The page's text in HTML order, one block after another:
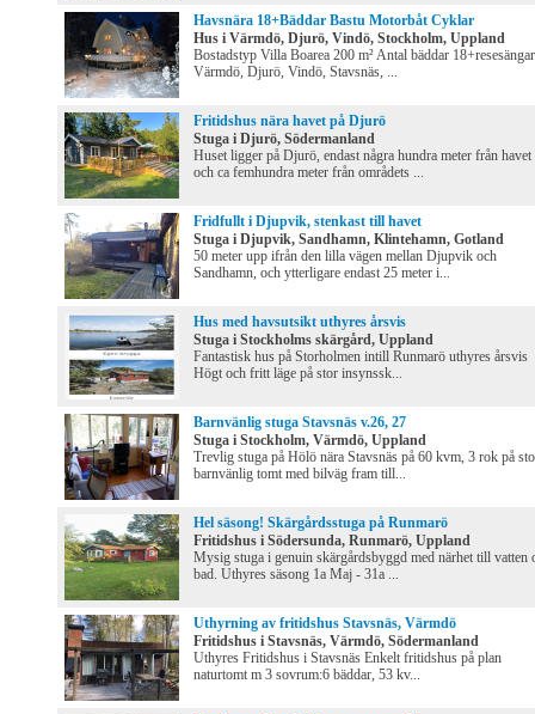
Havsnära 18+Bäddar Bastu Motorbåt Cyklar
Hus i Värmdö, Djurö, Vindö, Stockholm, Uppland
Bostadstyp Villa Boarea 200 m² Antal bäddar 18+resesängar
Värmdö, Djurö, Vindö, Stavsnäs, ...
Fritidshus nära havet på Djurö
Stuga i Djurö, Södermanland
Huset ligger på Djurö, endast några hundra meter från havet
och ca femhundra meter från områdets ...
Fridfullt i Djupvik, stenkast till havet
Stuga i Djupvik, Sandhamn, Klintehamn, Gotland
50 meter upp ifrån den lilla vägen mellan Djupvik och
Sandhamn, och ytterligare endast 25 meter i...
Hus med havsutsikt uthyres årsvis
Stuga i Stockholms skärgård, Uppland
Fantastisk hus på Storholmen intill Runmarö uthyres årsvis
Högt och fritt läge på stor insynssk...
Barnvänlig stuga Stavsnäs v.26, 27
Stuga i Stockholm, Värmdö, Uppland
Trevlig stuga på Hölö nära Stavsnäs på 60 kvm, 3 rok på
barnvänlig tomt med bilväg fram till...
Hel säsong! Skärgårdsstuga på Runmarö
Fritidshus i Södersunda, Runmarö, Uppland
Mysig stuga i genuin skärgårdsbyggd med närhet till vatten
bad. Uthyres säsong 1a Maj - 31a ...
Uthyrning av fritidshus Stavsnäs, Värmdö
Fritidshus i Stavsnäs, Värmdö, Södermanland
Uthyres Fritidshus i Stavsnäs Enkelt fritidshus på plan
naturtomt m 3 sovrum:6 bäddar, 53 kv...